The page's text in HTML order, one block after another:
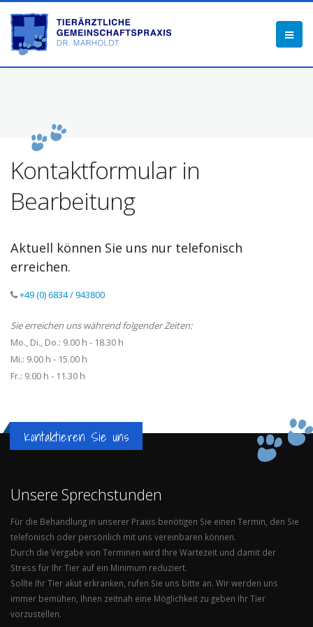
Kontaktformular in
Bearbeitung
Aktuell können Sie uns nur telefonisch
erreichen.
+49 (0) 6834 / 943800
Sie erreichen uns während folgender Zeiten:
Mo., Di., Do.: 9.00 h - 18.30 h
Mi.: 9.00 h - 15.00 h
Fr.: 9.00 h - 11.30 h
Kontaktieren Sie uns
Unsere Sprechstunden
Für die Behandlung in unserer Praxis benötigen Sie einen Termin, den Sie
telefonisch oder persönlich mit uns vereinbaren können.
Durch die Vergabe von Terminen wird Ihre Wartezeit und damit der
Stress für Ihr Tier auf ein Minimum reduziert.
Sollte Ihr Tier akut erkranken, rufen Sie uns bitte an. Wir werden uns
immer bemühen, Ihnen zeitnah eine Möglichkeit zu geben Ihr Tier
vorzustellen.